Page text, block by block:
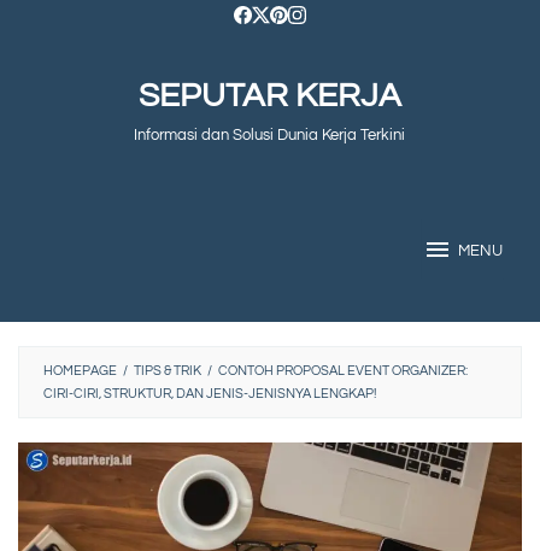
SEPUTAR KERJA
Informasi dan Solusi Dunia Kerja Terkini
MENU
HOMEPAGE / TIPS & TRIK / CONTOH PROPOSAL EVENT ORGANIZER:
CIRI-CIRI, STRUKTUR, DAN JENIS-JENISNYA LENGKAP!